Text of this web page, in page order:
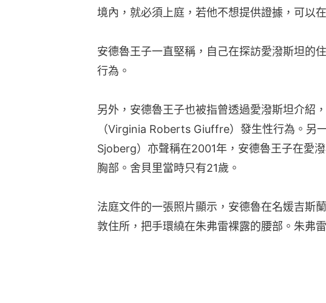
境內，就必須上庭，若他不想提供證據，可以
安德魯王子一直堅稱，自己在探訪愛潑斯坦的
行為。
另外，安德魯王子也被指曾透過愛潑斯坦介紹
（Virginia Roberts Giuffre）發生性行為。另
Sjoberg）亦聲稱在2001年，安德魯王子在愛
胸部。舍貝里當時只有21歲。
法庭文件的一張照片顯示，安德魯在名媛吉斯
敦住所，把手環繞在朱弗雷裸露的腰部。朱弗